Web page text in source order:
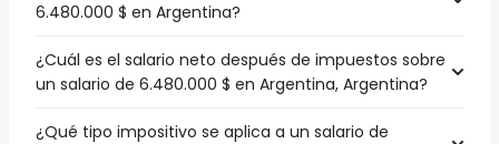
6.480.000 $ en Argentina?
¿Cuál es el salario neto después de impuestos sobre
un salario de 6.480.000 $ en Argentina, Argentina?
¿Qué tipo impositivo se aplica a un salario de